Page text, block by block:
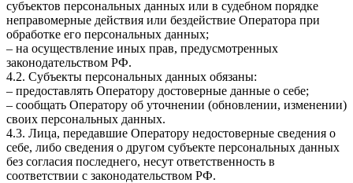
субъектов персональных данных или в судебном порядке
неправомерные действия или бездействие Оператора при
обработке его персональных данных;
– на осуществление иных прав, предусмотренных
законодательством РФ.
4.2. Субъекты персональных данных обязаны:
– предоставлять Оператору достоверные данные о себе;
– сообщать Оператору об уточнении (обновлении, изменении)
своих персональных данных.
4.3. Лица, передавшие Оператору недостоверные сведения о
себе, либо сведения о другом субъекте персональных данных
без согласия последнего, несут ответственность в
соответствии с законодательством РФ.